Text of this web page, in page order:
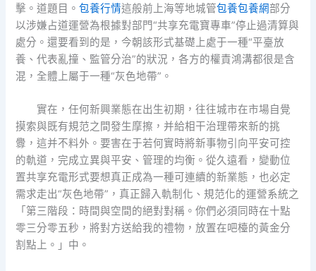
擊。道題目。包養行情這般前上海等地城管包養包養網部分
以涉嫌占道運營為根據對部門“共享充電寶專車”停止過清算與
處分。還要看到的是，今朝該形式基礎上處于一種“平臺放
養、代表亂撞、監管分治”的狀況，各方的權責鴻溝都很是含
混，全體上屬于一種“灰色地帶”。
實在，任何新興業態在出生初期，往往城市在市場自覺
摸索與既有規范之間發生摩擦，并給相干治理帶來新的挑
釁，這并不料外。要害在于若何實時將新事物引向平安可控
的軌道，完成立異與平安、管理的均衡。從久遠看，變動位
置共享充電形式要想真正成為一種可連續的新業態，也必定
需求走出“灰色地帶”，真正歸入軌制化、規范化的運營系統之
「第三階段：時間與空間的絕對對稱。你們必須同時在十點
零三分零五秒，將對方送給我的禮物，放置在吧檯的黃金分
割點上。」中。